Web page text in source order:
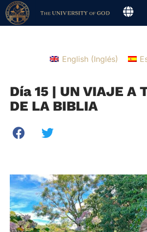
English(Inglés)
Día 15 | UN VIAJE A
DE LA BIBLIA